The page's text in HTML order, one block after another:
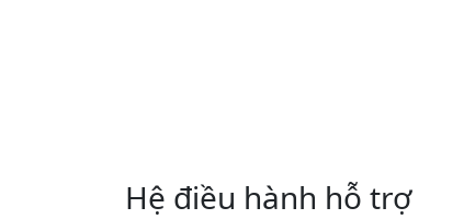
Hệ điều hành hỗ trợ